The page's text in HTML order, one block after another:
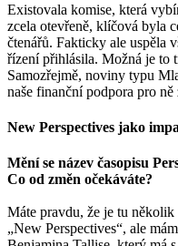
Existovala komise, která
zcela otevřeně, klíčová byla
čtenářů. Fakticky ale uspěla
řízení přihlásila. Možná je to
Samozřejmě, noviny typu
naše finanční podpora pro
New Perspectives jako
Mění se název časopisu
Co od změn očekáváte?
Máte pravdu, že je tu
„New Perspectives“, ale